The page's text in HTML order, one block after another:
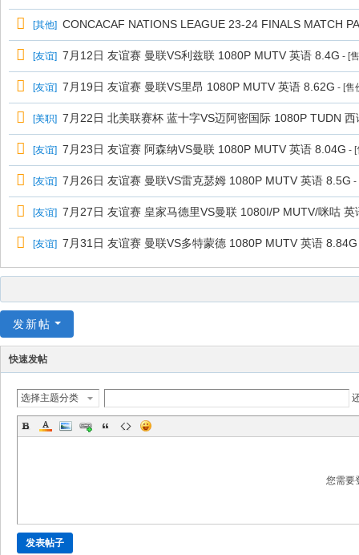
[其他] CONCACAF NATIONS LEAGUE 23-24 FINALS MATCH
[友谊] 7月12日 友谊赛 曼联VS利兹联 1080P MUTV 英语 8.4G - [
[友谊] 7月19日 友谊赛 曼联VS里昂 1080P MUTV 英语 8.62G - [售
[美职] 7月22日 北美联赛杯 蓝十字VS迈阿密国际 1080P TUDN
[友谊] 7月23日 友谊赛 阿森纳VS曼联 1080P MUTV 英语 8.04G -
[友谊] 7月26日 友谊赛 曼联VS雷克瑟姆 1080P MUTV 英语 8.5G -
[友谊] 7月27日 友谊赛 皇家马德里VS曼联 1080I/P MUTV/咪咕 英
[友谊] 7月31日 友谊赛 曼联VS多特蒙德 1080P MUTV 英语 8.84G
发新帖
快速发帖
选择主题分类
您需要
发表帖子